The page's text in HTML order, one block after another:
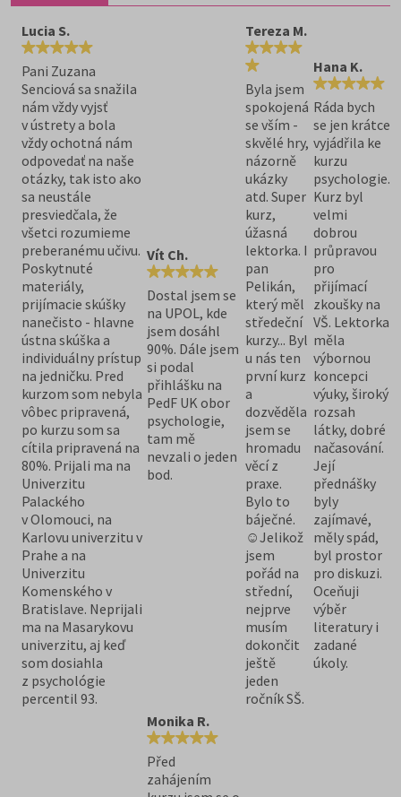
Lucia S.
Pani Zuzana
Senciová sa snažila
nám vždy vyjsť
v ústrety a bola
vždy ochotná nám
odpovedať na naše
otázky, tak isto ako
sa neustále
presviedčala, že
všetci rozumieme
preberanému učivu.
Poskytnuté
materiály,
prijímacie skúšky
nanečisto - hlavne
ústna skúška a
individuálny prístup
na jedničku. Pred
kurzom som nebyla
vôbec pripravená,
po kurzu som sa
cítila pripravená na
80%. Prijali ma na
Univerzitu
Palackého
v Olomouci, na
Karlovu univerzitu v
Prahe a na
Univerzitu
Komenského v
Bratislave. Neprijali
ma na Masarykovu
univerzitu, aj keď
som dosiahla
z psychológie
percentil 93.
Vít Ch.
Dostal jsem se
na UPOL, kde
jsem dosáhl
90%. Dále jsem
si podal
přihlášku na
PedF UK obor
psychologie,
tam mě
nevzali o jeden
bod.
Tereza M.
Byla jsem
spokojená
se vším -
skvělé hry,
názorně
ukázky
atd. Super
kurz,
úžasná
lektorka. I
pan
Pelikán,
který měl
středeční
kurzy... Byl
u nás ten
první kurz
a
dozvěděla
jsem se
hromadu
věcí z
praxe.
Bylo to
báječné.
☺Jelikož
jsem
pořád na
střední,
nejprve
musím
dokončit
ještě
jeden
ročník SŠ.
Hana K.
Ráda bych
se jen krátce
vyjádřila ke
kurzu
psychologie.
Kurz byl
velmi
dobrou
průpravou
pro
přijímací
zkoušky na
VŠ. Lektorka
měla
výbornou
koncepci
výuky, široký
rozsah
látky, dobré
načasování.
Její
přednášky
byly
zajímavé,
měly spád,
byl prostor
pro diskuzi.
Oceňuji
výběr
literatury i
zadané
úkoly.
Monika R.
Před
zahájením